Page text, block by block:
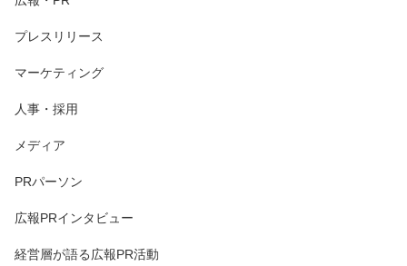
プレスリリース
マーケティング
人事・採用
メディア
PRパーソン
広報PRインタビュー
経営層が語る広報PR活動